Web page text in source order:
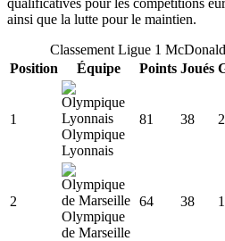
ainsi que la lutte pour le maintien.
Classement Ligue 1
Position
Équipe Points Joués
1
Olympique
Lyonnais
81 38
2
Olympique
de Marseille
64 38